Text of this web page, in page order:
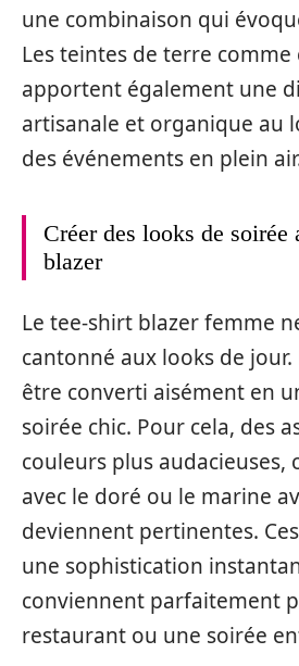
une combinaison qui
Les teintes de terre comme
apportent également une
artisanale et organique au
des événements en plein
Créer des looks de soirée
blazer
Le tee-shirt blazer femme
cantonné aux looks de
être converti aisément en
soirée chic. Pour cela, des
couleurs plus audacieuses,
avec le doré ou le marine
deviennent pertinentes.
une sophistication
conviennent parfaitement
restaurant ou une soirée